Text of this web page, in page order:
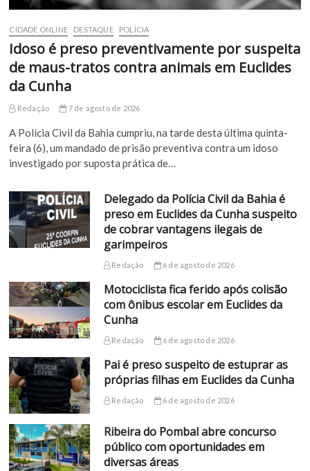
CIDADE ONLINE DESTAQUE POLÍCIA
Idoso é preso preventivamente por suspeita
de maus-tratos contra animais em Euclides
da Cunha
Redação 7 de agosto de 2026
A Polícia Civil da Bahia cumpriu, na tarde desta última quinta-
feira (6), um mandado de prisão preventiva contra um idoso
investigado por suposta prática de…
Delegado da Polícia Civil da Bahia é
preso em Euclides da Cunha suspeito
de cobrar vantagens ilegais de
garimpeiros
Redação 6 de agosto de 2026
Motociclista fica ferido após colisão
com ônibus escolar em Euclides da
Cunha
Redação 6 de agosto de 2026
Pai é preso suspeito de estuprar as
próprias filhas em Euclides da Cunha
Redação 6 de agosto de 2026
Ribeira do Pombal abre concurso
público com oportunidades em
diversas áreas